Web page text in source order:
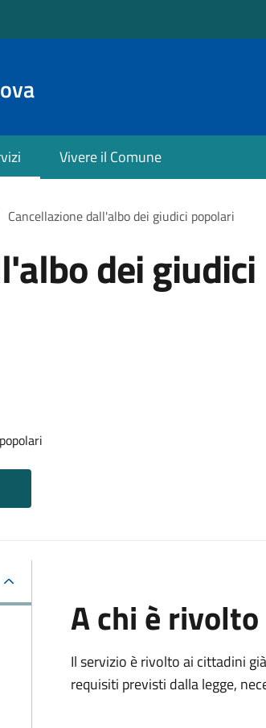
Vivere il Comune
Cancellazione dall'albo dei giudici popolari
dei giudici
A chi è rivolto
Il servizio è rivolto ai cittadini
requisiti previsti dalla legge,